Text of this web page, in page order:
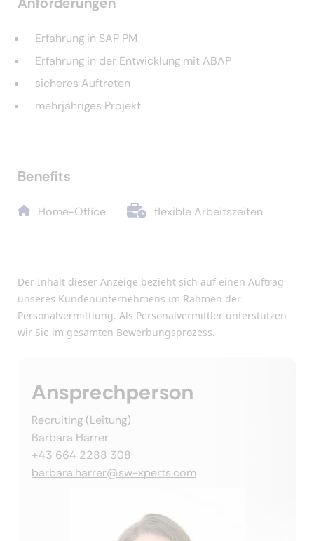
Erfahrung in SAP PM
Erfahrung in der Entwicklung mit ABAP
sicheres Auftreten
mehrjähriges Projekt
Benefits
Home-Office flexible Arbeitszeiten
Der Inhalt dieser Anzeige bezieht sich auf einen Auftrag
unseres Kundenunternehmens im Rahmen der
Personalvermittlung. Als Personalvermittler unterstützen
wir Sie im gesamten Bewerbungsprozess.
Ansprechperson
Recruiting (Leitung)
Barbara Harrer
+43 664 2288 308
barbara.harrer@sw-xperts.com